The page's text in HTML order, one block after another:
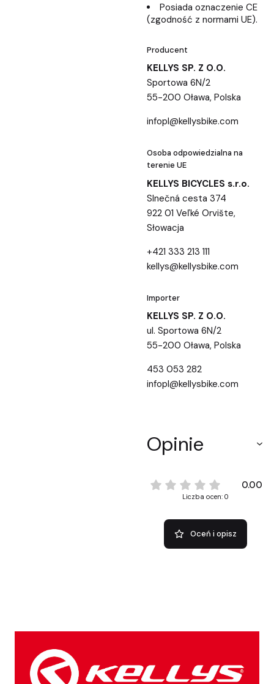
Posiada oznaczenie CE
(zgodność z normami UE).
Producent
KELLYS SP. Z O.O.
Sportowa 6N/2
55-200 Oława, Polska
infopl@kellysbike.com
Osoba odpowiedzialna na
terenie UE
KELLYS BICYCLES s.r.o.
Slnečná cesta 374
922 01 Veľké Orvište,
Słowacja
+421 333 213 111
kellys@kellysbike.com
Importer
KELLYS SP. Z O.O.
ul. Sportowa 6N/2
55-200 Oława, Polska
453 053 282
infopl@kellysbike.com
Opinie
0.00
Liczba ocen: 0
Oceń i opisz